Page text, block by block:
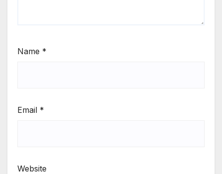
Name *
Email *
Website